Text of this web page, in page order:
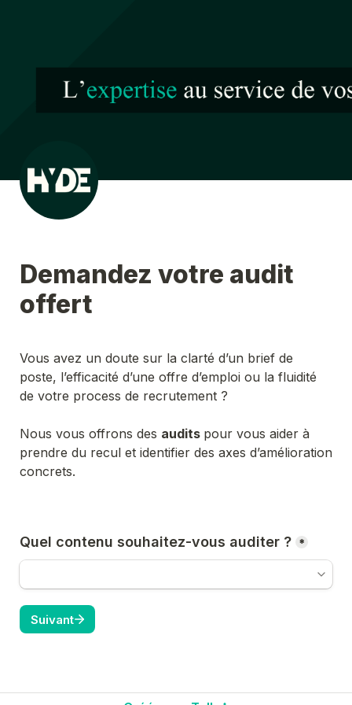
Demandez votre audit
offert
Vous avez un doute sur la clarté d’un brief de
poste, l’efficacité d’une offre d’emploi ou la fluidité
de votre process de recrutement ?
Nous vous offrons des audits pour vous aider à
prendre du recul et identifier des axes d’amélioration
concrets.
Quel contenu souhaitez-vous auditer ? *
Suivant